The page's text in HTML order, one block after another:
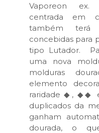
Vaporeon ex.
centrada em
também terá
concebidas para
tipo Lutador.
uma nova
molduras
elemento
raridade ◆, ◆◆
duplicados da
ganham
dourada, o